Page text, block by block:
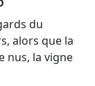
du
alors que la
nus, la vigne